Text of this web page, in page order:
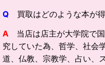
Q
買取はどのような本が
A
当店は店主が大学院で
究していた為、哲学、社会
道、仏教、宗教学、占い、